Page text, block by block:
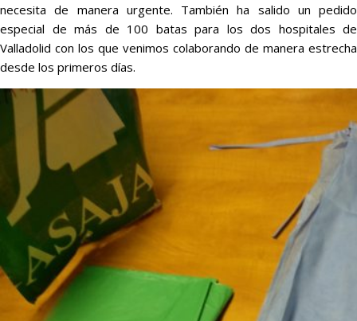
necesita de manera urgente. También ha salido un pedido
especial de más de 100 batas para los dos hospitales de
Valladolid con los que venimos colaborando de manera estrecha
desde los primeros días.